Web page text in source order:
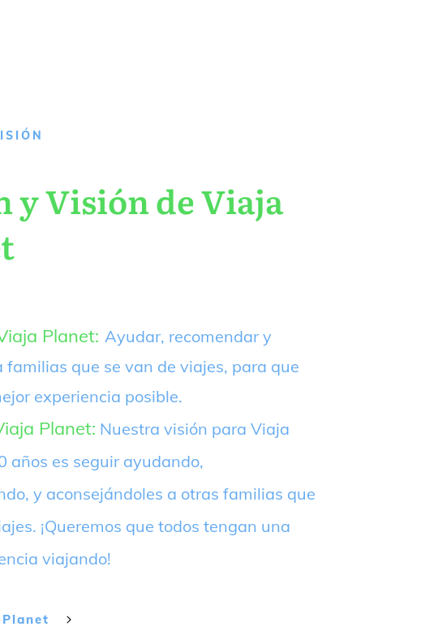
y Visión de Viaja
Planet: Ayudar, recomendar y
familias que se van de viajes, para que
experiencia posible.
Planet: Nuestra visión para Viaja
años es seguir ayudando,
y aconsejándoles a otras familias que
¡Queremos que todos tengan una
viajando!